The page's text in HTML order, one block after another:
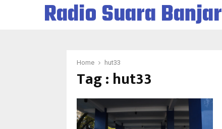
Radio Suara Banjar
Home hut33
Tag : hut33